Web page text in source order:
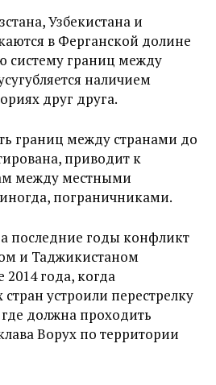
Узбекистана и
в Ферганской долине
систему границ между
наличием
друг друга.
границ между странами до
приводит к
между местными
пограничниками.
последние годы конфликт
и Таджикистаном
года, когда
устроили перестрелку
должна проходить
Ворух по территории